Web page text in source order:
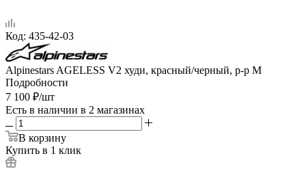
Код: 435-42-03
Alpinestars AGELESS V2 худи, красный/черный, р-р M
Подробности
7 100 ₽/шт
Есть в наличии в 2 магазинах
В корзину
Купить в 1 клик